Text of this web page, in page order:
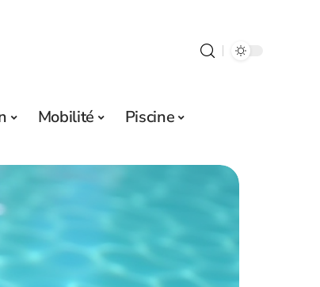
Mobilité Piscine